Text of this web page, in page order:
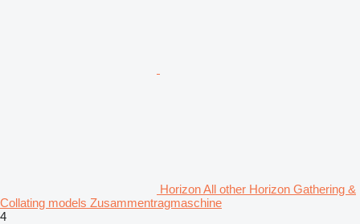
Horizon All other Horizon Gathering &
Collating models Zusammentragmaschine
4